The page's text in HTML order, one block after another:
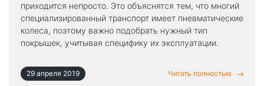
приходится непросто. Это объяснятся тем, что многий
специализированный транспорт имеет пневматические
колеса, поэтому важно подобрать нужный тип
покрышек, учитывая специфику их эксплуатации.
29 апреля 2019 Читать полностью